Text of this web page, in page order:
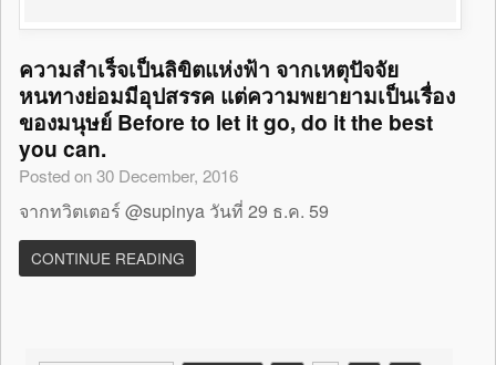
ความสำเร็จเป็นลิขิตแห่งฟ้า จากเหตุปัจจัย
หนทางย่อมมีอุปสรรค แต่ความพยายามเป็นเรื่อง
ของมนุษย์ Before to let it go, do it the best
you can.
Posted on 30 December, 2016
จากทวิตเตอร์ @supinya วันที่ 29 ธ.ค. 59
CONTINUE READING